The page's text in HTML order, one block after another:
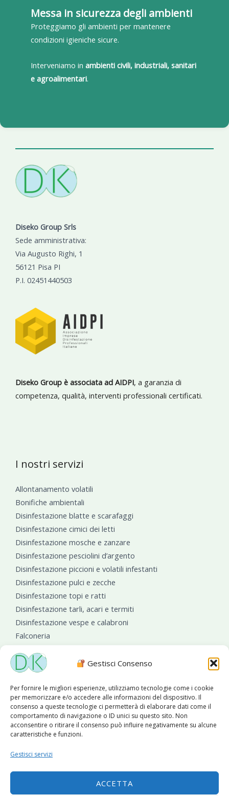
Gestisci Consenso
Per fornire le migliori esperienze, utilizziamo tecnologie come i cookie
per memorizzare e/o accedere alle informazioni del dispositivo. Il
consenso a queste tecnologie ci permetterà di elaborare dati come il
comportamento di navigazione o ID unici su questo sito. Non
acconsentire o ritirare il consenso può influire negativamente su alcune
caratteristiche e funzioni.
Gestisci servizi
ACCETTA
Messa in sicurezza degli ambienti
Proteggiamo gli ambienti per mantenere
condizioni igieniche sicure.
Interveniamo in ambienti civili, industriali, sanitari
e agroalimentari.
Diseko Group Srls
Sede amministrativa:
Via Augusto Righi, 1
56121 Pisa PI
P.I. 02451440503
Diseko Group è associata ad AIDPI, a garanzia di
competenza, qualità, interventi professionali certificati.
I nostri servizi
Allontanamento volatili
Bonifiche ambientali
Disinfestazione blatte e scarafaggi
Disinfestazione cimici dei letti
Disinfestazione mosche e zanzare
Disinfestazione pesciolini d’argento
Disinfestazione piccioni e volatili infestanti
Disinfestazione pulci e zecche
Disinfestazione topi e ratti
Disinfestazione tarli, acari e termiti
Disinfestazione vespe e calabroni
Falconeria